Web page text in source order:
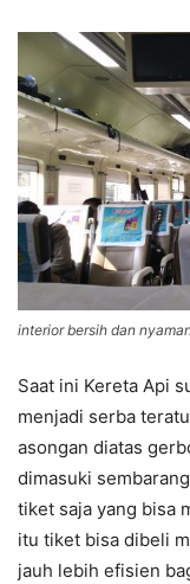
interior bersih dan
Saat ini Kereta Api
menjadi serba
asongan diatas
dimasuki
tiket saja yang bisa
itu tiket bisa dibeli
jauh lebih efisien